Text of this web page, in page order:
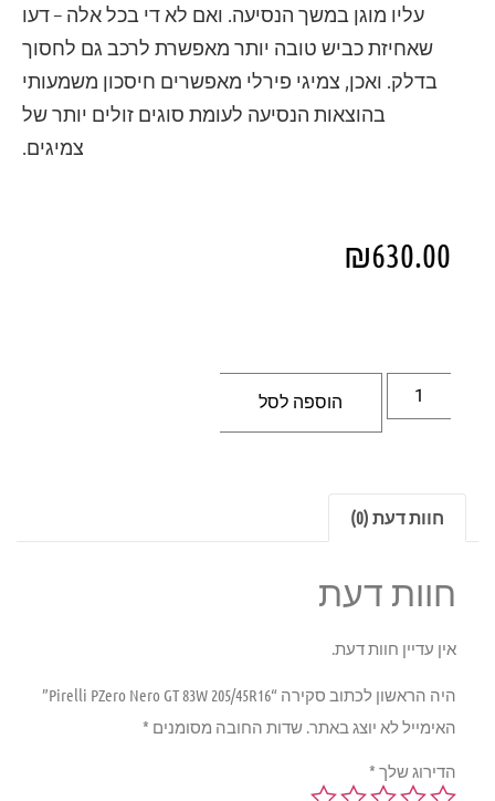
עליו מוגן במשך הנסיעה. ואם לא די בכל אלה – דעו
שאחיזת כביש טובה יותר מאפשרת לרכב גם לחסוך
בדלק. ואכן, צמיגי פירלי מאפשרים חיסכון משמעותי
בהוצאות הנסיעה לעומת סוגים זולים יותר של
צמיגים.
₪630.00
הוספה לסל
חוות דעת (0)
חוות דעת
אין עדיין חוות דעת.
היה הראשון לכתוב סקירה “Pirelli PZero Nero GT 83W 205/45R16”
האימייל לא יוצג באתר.שדות החובה מסומנים*
הדירוג שלך*